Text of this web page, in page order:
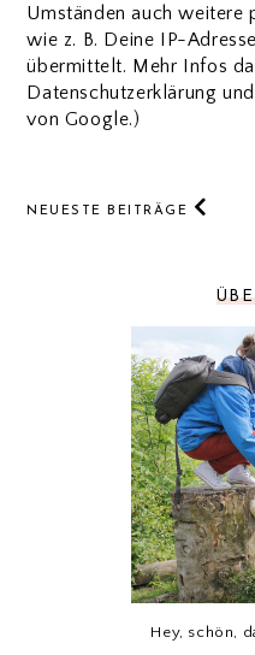
Umständen auch weitere
wie z. B. Deine IP-
übermittelt. Mehr Infos
Datenschutzerklärung
von Google.)
NEUESTE BEITRÄGE
Hey, schön,